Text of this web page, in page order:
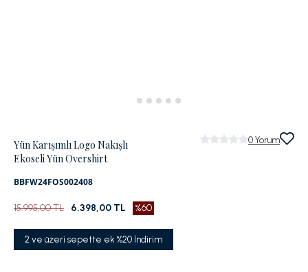
Yün Karışımlı Logo Nakışlı
Ekoseli Yün Overshirt
BBFW24FOS002408
0 Yorum
15.995,00 TL 6.398,00 TL %60
2 ve üzeri sepette ek %20 İndirim